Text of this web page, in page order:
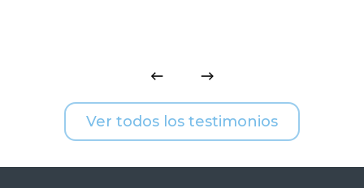
Ver todos los testimonios